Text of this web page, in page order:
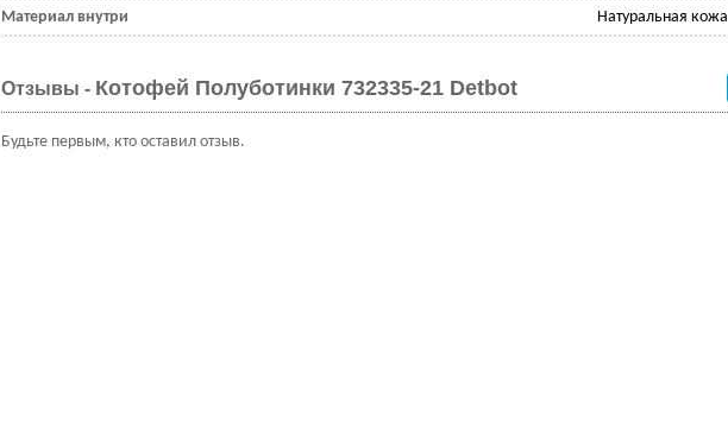
Материал внутри Натуральная кожа
Отзывы - Котофей Полуботинки 732335-21 Detbot
Будьте первым, кто оставил отзыв.